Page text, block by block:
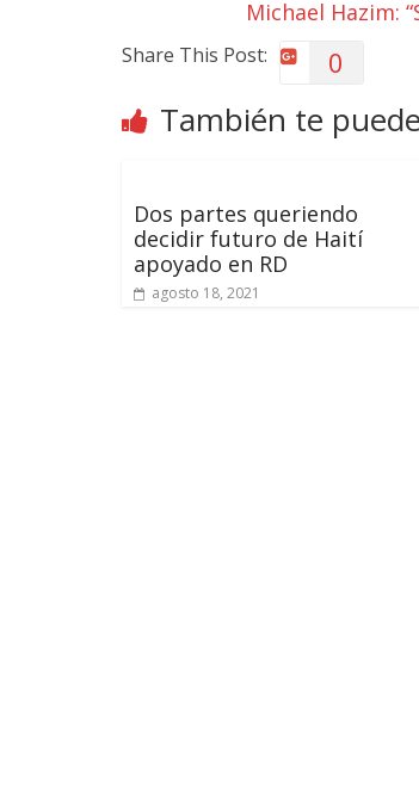
Michael Hazim:
Share This Post: 0
También te
Dos partes queriendo
decidir futuro de Haití
apoyado en RD
agosto 18, 2021